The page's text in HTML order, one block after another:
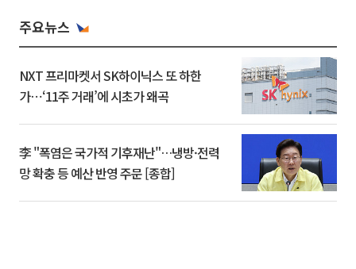
주요뉴스
NXT 프리마켓서 SK하이닉스 또 하한
가⋯‘11주 거래’에 시초가 왜곡
李 "폭염은 국가적 기후재난"…냉방·전력
망 확충 등 예산 반영 주문 [종합]